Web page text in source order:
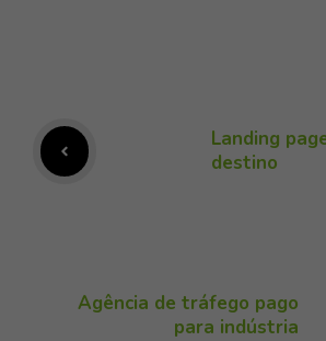
Landing
destino
Agência de tráfego pago
para indústria